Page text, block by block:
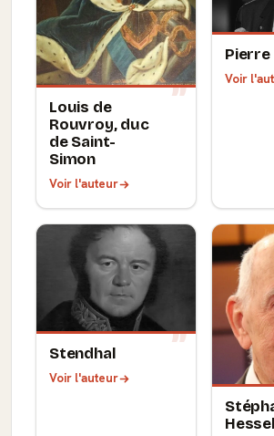
Louis de
Rouvroy, duc
de Saint-
Simon
Voir l'auteur
Pierre
Voir
Stendhal
Voir l'auteur
Hessel